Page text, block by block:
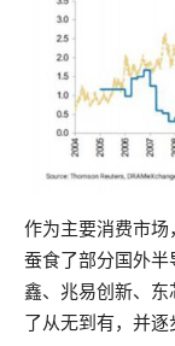
作为主要消费市
蚕食了部分国外
鑫、兆易创新、
了从无到有，并逐